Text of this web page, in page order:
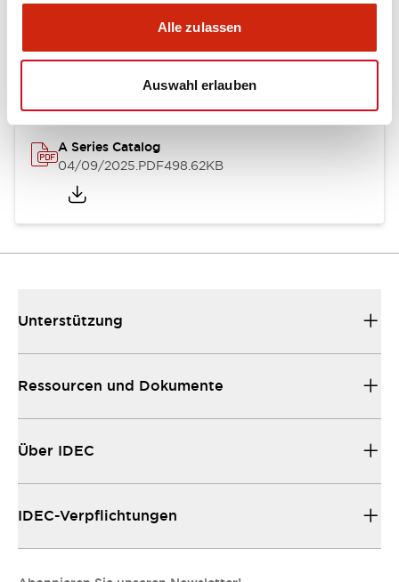
Alle zulassen
Auswahl erlauben
Dokumente und Dateien
A Series Catalog
04/09/2025.PDF498.62KB
Unterstützung
Ressourcen und Dokumente
Über IDEC
IDEC-Verpflichtungen